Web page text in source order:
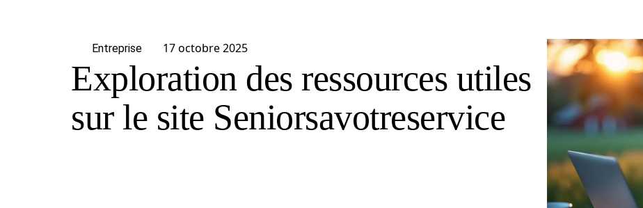
Entreprise 17 octobre 2025
Exploration des ressources utiles
sur le site Seniorsavotreservice